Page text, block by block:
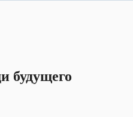
будущего